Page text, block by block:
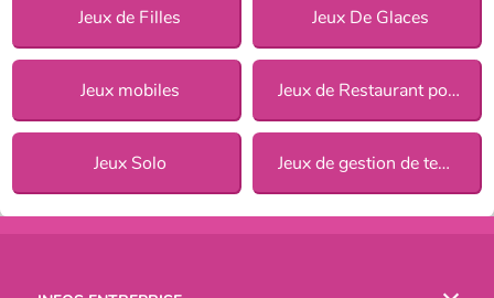
Jeux de Filles Jeux De Glaces
Jeux mobiles Jeux de Restaurant pour Filles
Jeux Solo Jeux de gestion de temps